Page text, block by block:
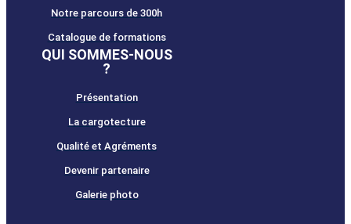
Notre parcours de 300h
Catalogue de formations
QUI SOMMES-NOUS
?
Présentation
La cargotecture
Qualité et Agréments
Devenir partenaire
Galerie photo